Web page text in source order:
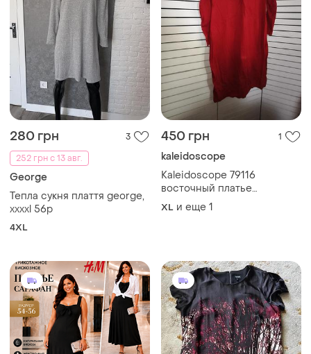
280 грн
3
252 грн с 13 авг.
George
Тепла сукня плаття george,
xxxxl 56р
4XL
450 грн 1
kaleidoscope
Kaleidoscope 79116
восточный платье
свободного кроя
XL и еще 1